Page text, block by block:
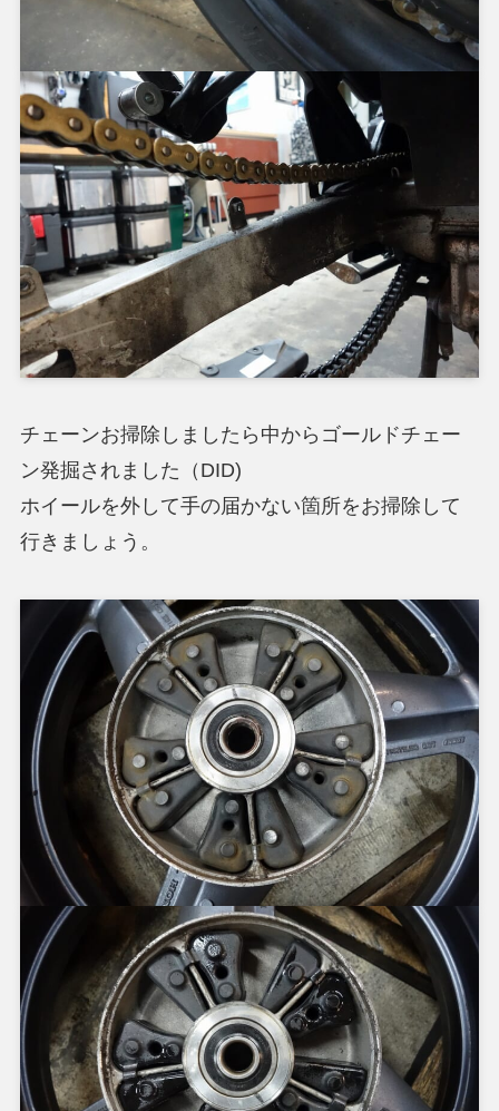
チェーンお掃除しましたら中からゴールドチェー
ン発掘されました（DID)
ホイールを外して手の届かない箇所をお掃除して
行きましょう。